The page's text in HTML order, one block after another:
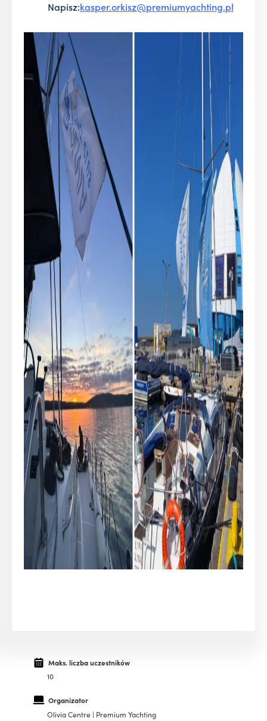
Napisz:kasper.orkisz@premiumyachting.pl
Maks. liczba uczestników
10
Organizator
Olivia Centre | Premium Yachting